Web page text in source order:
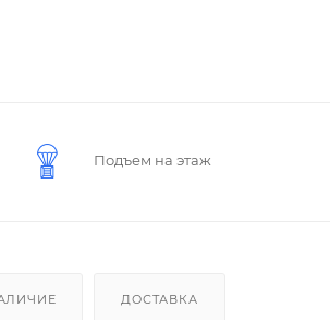
Подъем на этаж
ДОСТАВКА